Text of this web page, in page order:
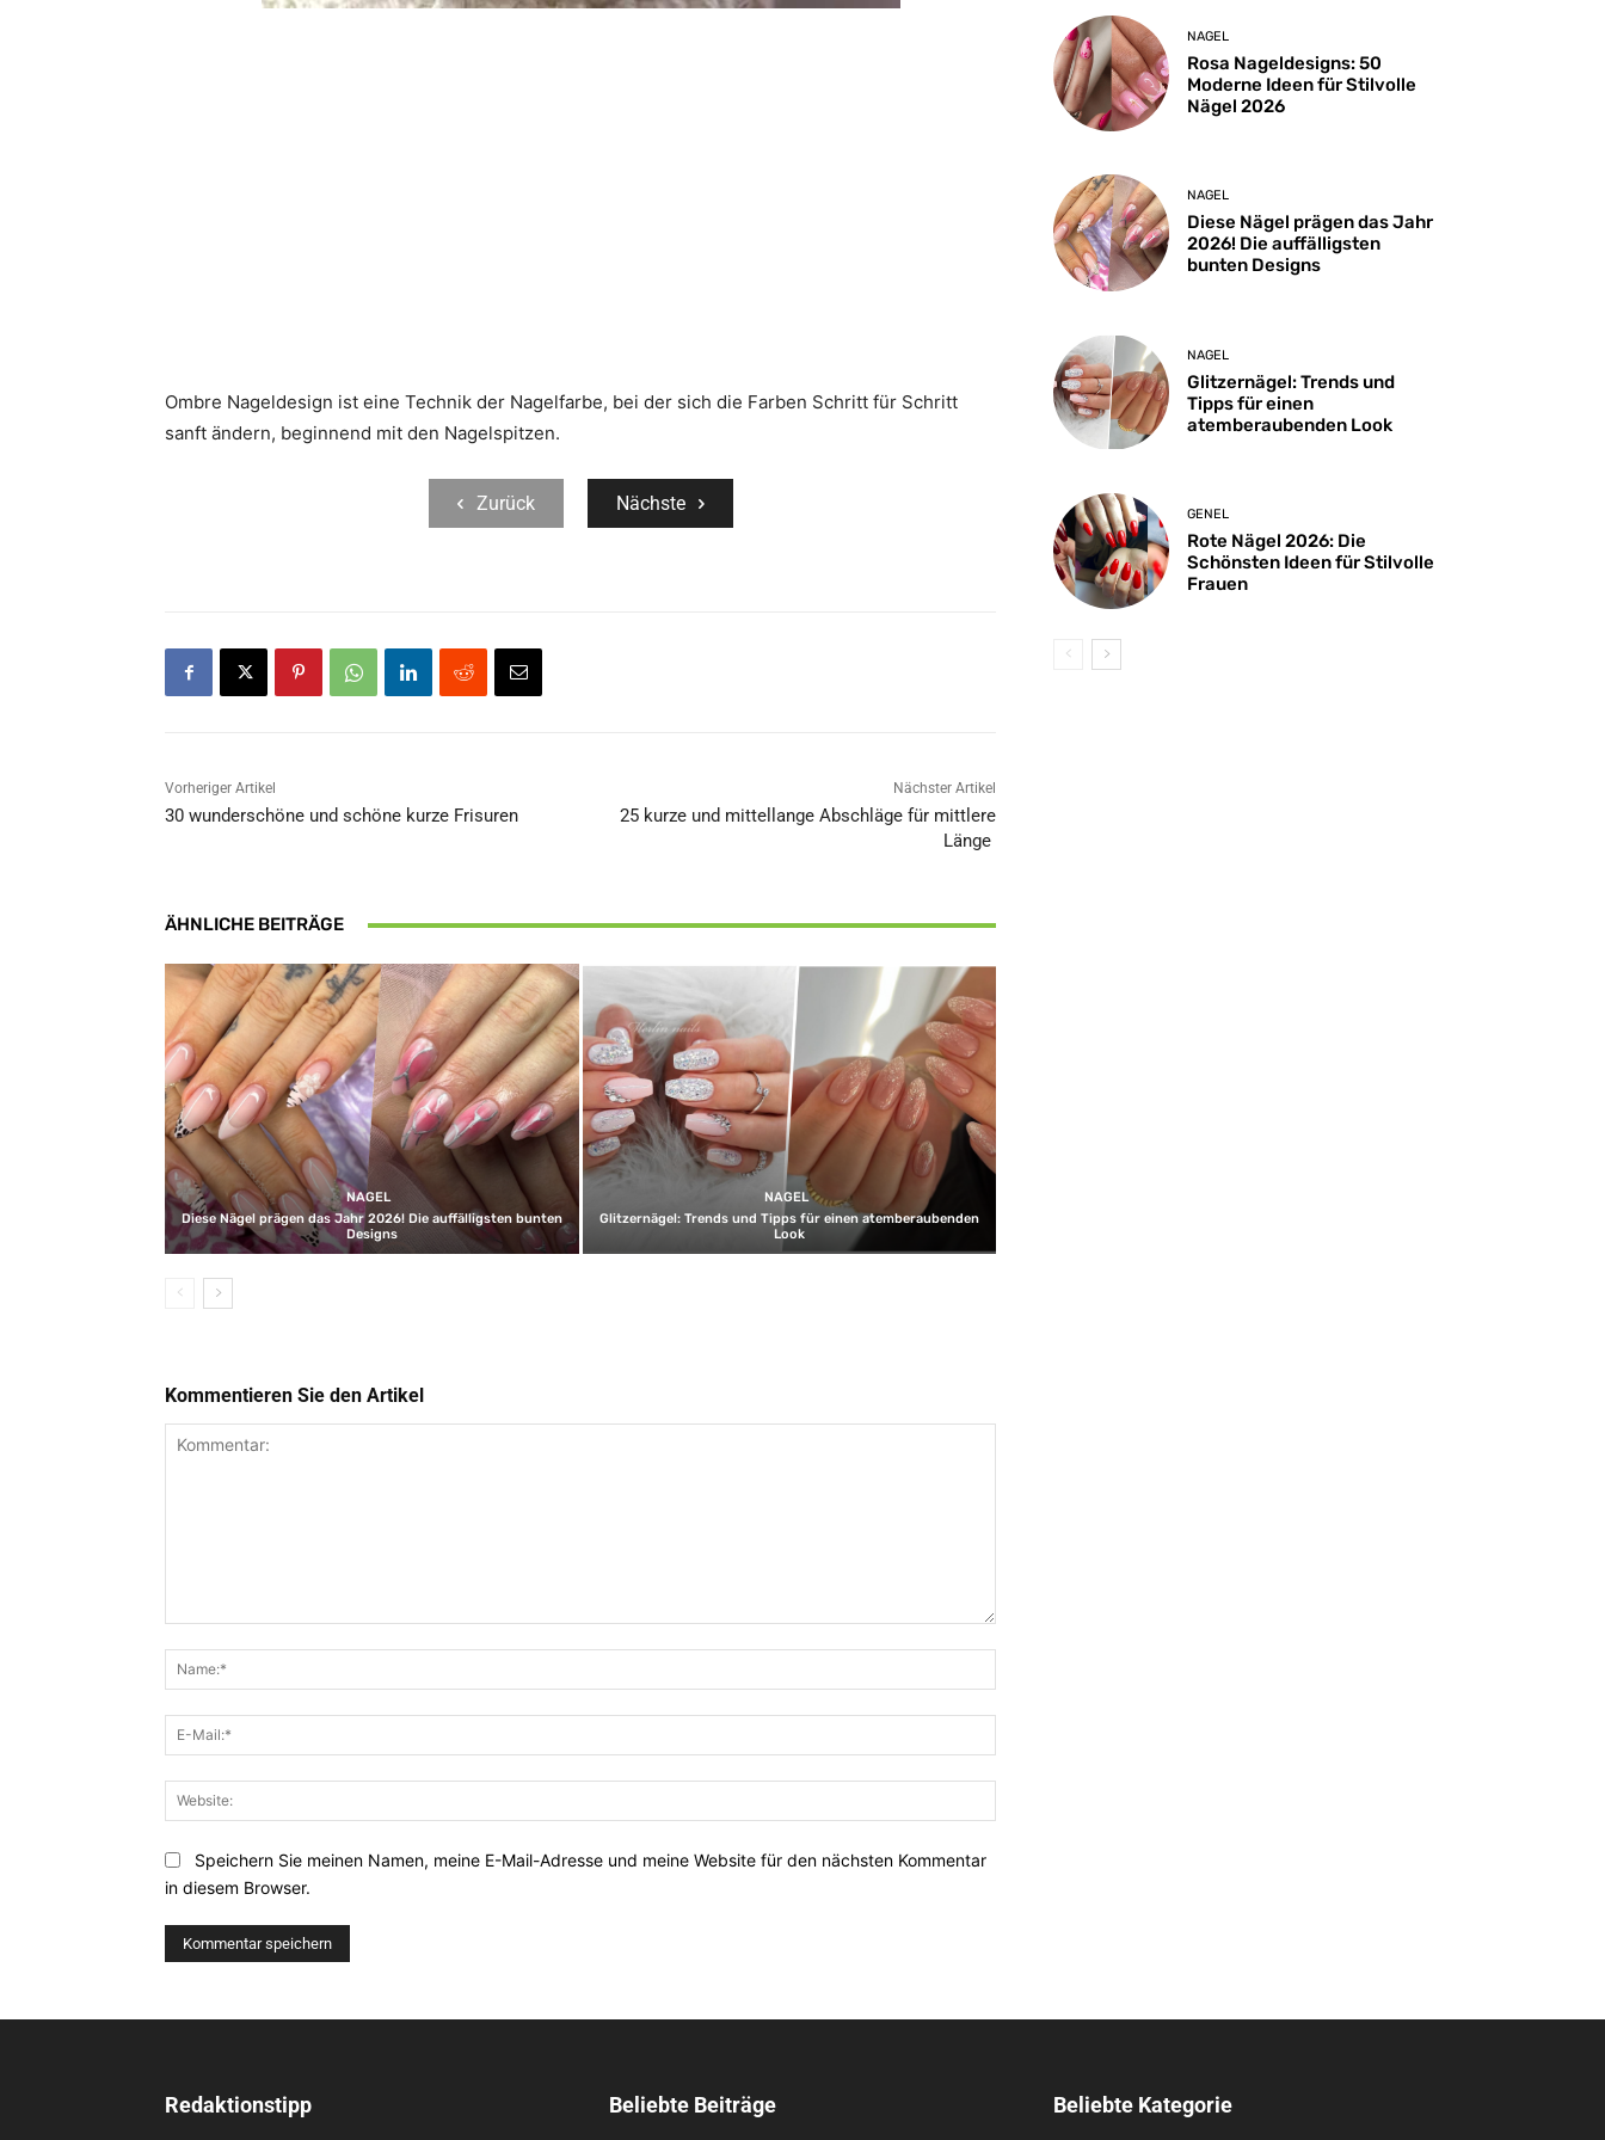
Ombre Nageldesign ist eine Technik der Nagelfarbe, bei der sich die Farben Schritt für Schritt
sanft ändern, beginnend mit den Nagelspitzen.
Zurück Nächste
Vorheriger Artikel
30 wunderschöne und schöne kurze Frisuren
Nächster Artikel
25 kurze und mittellange Abschläge für mittlere
Länge
ÄHNLICHE BEITRÄGE
NAGEL
Diese Nägel prägen das Jahr 2026! Die auffälligsten bunten
Designs
NAGEL
Glitzernägel: Trends und Tipps für einen atemberaubenden
Look
Kommentieren Sie den Artikel
Mail:*
Speichern Sie meinen Namen, meine E-Mail-Adresse und meine Website für den nächsten Kommentar
in diesem Browser.
NAGEL
Rosa Nageldesigns: 50
Moderne Ideen für Stilvolle
Nägel 2026
NAGEL
Diese Nägel prägen das Jahr
2026! Die auffälligsten
bunten Designs
NAGEL
Glitzernägel: Trends und
Tipps für einen
atemberaubenden Look
GENEL
Rote Nägel 2026: Die
Schönsten Ideen für Stilvolle
Frauen
Redaktionstipp Beliebte Beiträge Beliebte Kategorie